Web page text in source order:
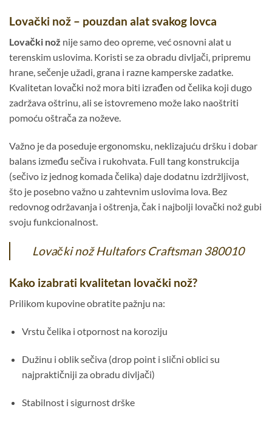
Lovački nož – pouzdan alat svakog lovca
Lovački nož nije samo deo opreme, već osnovni alat u
terenskim uslovima. Koristi se za obradu divljači, pripremu
hrane, sečenje užadi, grana i razne kamperske zadatke.
Kvalitetan lovački nož mora biti izrađen od čelika koji dugo
zadržava oštrinu, ali se istovremeno može lako naoštriti
pomoću oštrača za noževe.
Važno je da poseduje ergonomsku, neklizajuću dršku i dobar
balans između sečiva i rukohvata. Full tang konstrukcija
(sečivo iz jednog komada čelika) daje dodatnu izdržljivost,
što je posebno važno u zahtevnim uslovima lova. Bez
redovnog održavanja i oštrenja, čak i najbolji lovački nož gubi
svoju funkcionalnost.
Lovački nož Hultafors Craftsman 380010
Kako izabrati kvalitetan lovački nož?
Prilikom kupovine obratite pažnju na:
Vrstu čelika i otpornost na koroziju
Dužinu i oblik sečiva (drop point i slični oblici su
najpraktičniji za obradu divljači)
Stabilnost i sigurnost drške